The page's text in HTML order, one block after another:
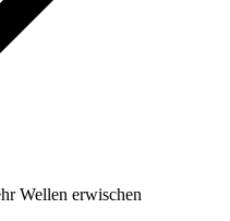
Wellen erwischen